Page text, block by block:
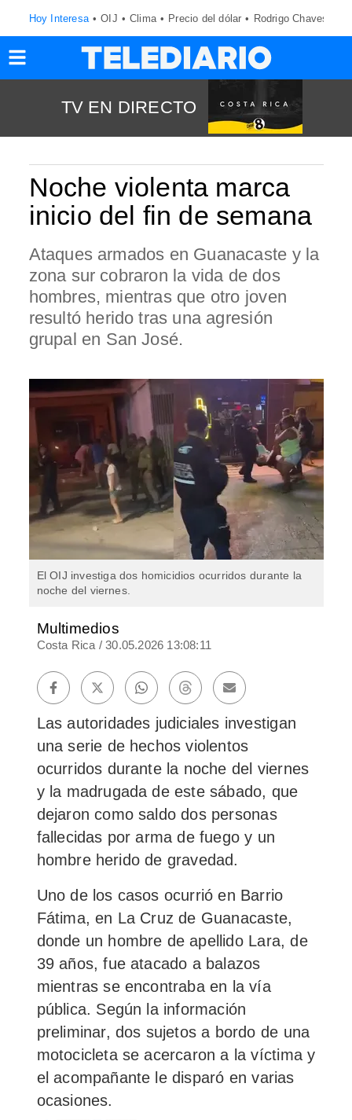
Hoy Interesa OIJ Clima Precio del dólar Rodrigo Chaves
TV EN DIRECTO
Noche violenta marca
inicio del fin de semana
Ataques armados en Guanacaste y la
zona sur cobraron la vida de dos
hombres, mientras que otro joven
resultó herido tras una agresión
grupal en San José.
El OIJ investiga dos homicidios ocurridos durante la
noche del viernes.
Multimedios
Costa Rica /30.05.2026 13:08:11
Las autoridades judiciales investigan
una serie de hechos violentos
ocurridos durante la noche del viernes
y la madrugada de este sábado, que
dejaron como saldo dos personas
fallecidas por arma de fuego y un
hombre herido de gravedad.
Uno de los casos ocurrió en Barrio
Fátima, en La Cruz de Guanacaste,
donde un hombre de apellido Lara, de
39 años, fue atacado a balazos
mientras se encontraba en la vía
pública. Según la información
preliminar, dos sujetos a bordo de una
motocicleta se acercaron a la víctima y
el acompañante le disparó en varias
ocasiones.